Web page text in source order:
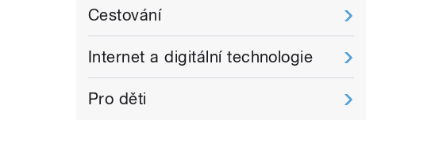
Cestování
Internet a digitální technologie
Pro děti